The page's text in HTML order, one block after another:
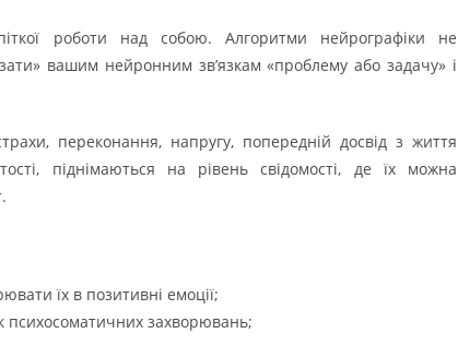
роботи над собою. Алгоритми нейрографіки не
вашим нейронним зв’язкам «проблему або задачу» і
переконання, напругу, попередній досвід з життя
піднімаються на рівень свідомості, де їх можна
їх в позитивні емоції;
психосоматичних захворювань;